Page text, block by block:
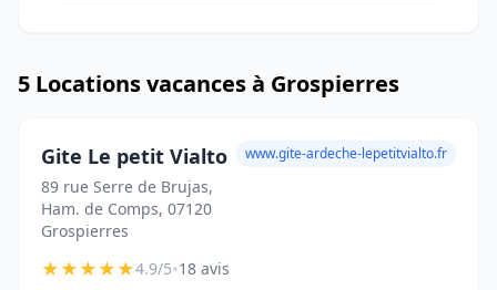
5 Locations vacances à Grospierres
Gite Le petit Vialto
89 rue Serre de Brujas,
Ham. de Comps, 07120
Grospierres
www.gite-ardeche-lepetitvialto.fr
★★★★★4.9/5•18 avis